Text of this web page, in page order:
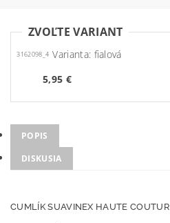
ZVOĽTE VARIANT
3162098_4 Varianta: fialová
5,95 €
POPIS
DISKUSIA
CUMLÍK SUAVINEX HAUTE